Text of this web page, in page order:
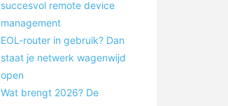
succesvol remote device
management
EOL-router in gebruik? Dan
staat je netwerk wagenwijd
open
Wat brengt 2026? De